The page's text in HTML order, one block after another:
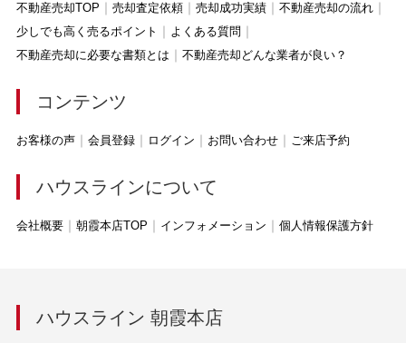
不動産売却TOP 売却査定依頼 売却成功実績
不動産売却の流れ
少しでも高く売るポイント
よくある質問
不動産売却に必要な書類とは
不動産売却どんな業者が良い？
コンテンツ
お客様の声 会員登録 ログイン お問い合わせ ご来店予約
ハウスラインについて
会社概要 朝霞本店TOP インフォメーション 個人情報保護方針
ハウスライン 朝霞本店